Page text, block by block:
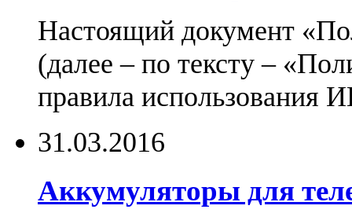
Настоящий документ
(далее – по тексту –
правила использования
31.03.2016
Аккумуляторы для